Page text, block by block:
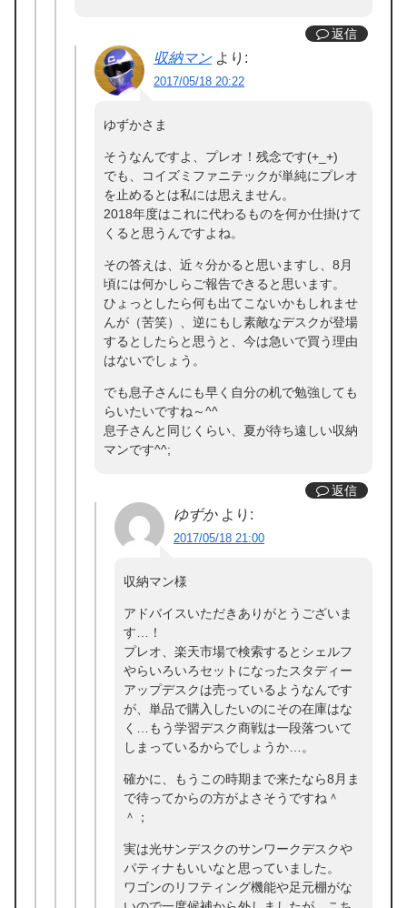
返信
収納マン より:
2017/05/18 20:22
ゆずかさま
そうなんですよ、プレオ！残念です(+_+)
でも、コイズミファニテックが単純にプレオ
を止めるとは私には思えません。
2018年度はこれに代わるものを何か仕掛けて
くると思うんですよね。
その答えは、近々分かると思いますし、8月
頃には何かしらご報告できると思います。
ひょっとしたら何も出てこないかもしれませ
んが（苦笑）、逆にもし素敵なデスクが登場
するとしたらと思うと、今は急いで買う理由
はないでしょう。
でも息子さんにも早く自分の机で勉強しても
らいたいですね～^^
息子さんと同じくらい、夏が待ち遠しい収納
マンです^^;
返信
ゆずか より:
2017/05/18 21:00
収納マン様
アドバイスいただきありがとうございま
す…！
プレオ、楽天市場で検索するとシェルフ
やらいろいろセットになったスタディー
アップデスクは売っているようなんです
が、単品で購入したいのにその在庫はな
く…もう学習デスク商戦は一段落ついて
しまっているからでしょうか…。
確かに、もうこの時期まで来たなら8月ま
で待ってからの方がよさそうですね＾
＾；
実は光サンデスクのサンワークデスクや
パティナもいいなと思っていました。
ワゴンのリフティング機能や足元棚がな